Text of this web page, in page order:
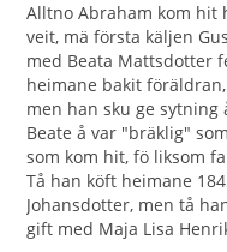
Alltno Abraham kom hit
veit, mä första käljen
med Beata Mattsdotter
heimane bakit
men han sku ge
Beate å var "bräklig"
som kom hit, fö liksom
Tå han köft heimane
Johansdotter, men tå
gift med Maja Lisa